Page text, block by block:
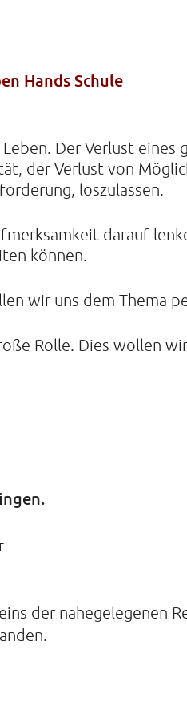
Hands Schule
Der Verlust eines
der Verlust von
loszulassen.
darauf
können.
wir uns dem Thema
Rolle. Dies wollen
der nahegelegenen